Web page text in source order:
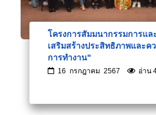
โครงการสัมมนากรรมการแล
เสริมสร้างประสิทธิภาพและค
การทำงาน"
16 กรกฎาคม 2567 อ่าน